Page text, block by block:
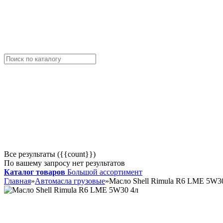
Все результаты ({{count}})
По вашему запросу нет результатов
Каталог товаров Большой ассортимент
Главная»Автомасла грузовые»Масло Shell Rimula R6 LME